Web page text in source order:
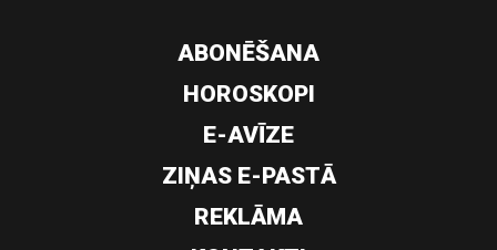
ABONĒŠANA
HOROSKOPI
E-AVĪZE
ZIŅAS E-PASTĀ
REKLĀMA